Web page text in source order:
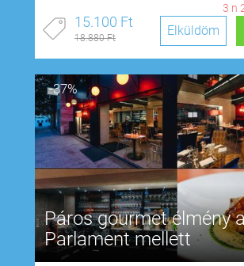
3 n
15.100 Ft
18.880 Ft Elküldöm
-37%
Páros gourmet élmény
Parlament mellett